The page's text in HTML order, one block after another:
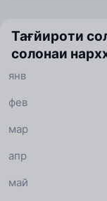
Тағйироти
солонаи
янв
фев
мар
апр
май